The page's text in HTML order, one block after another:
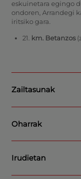
eskuinetara egingo
ondoren, Arrandegi
iritsiko gara.
21. km. Betanzos
Zailtasunak
Oharrak
Irudietan